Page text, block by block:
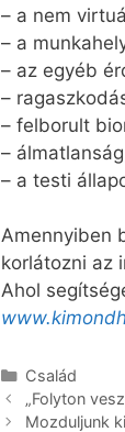
– a nem
– a
– az egyéb
–
– felborult
–
– a testi
Amennyiben
korlátozni az
Ahol
Kategória
Család
„Folyton
Mozduljunk